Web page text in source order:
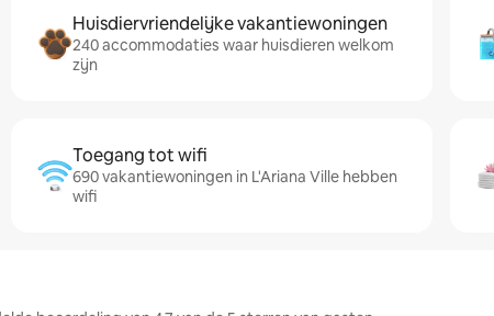
Huisdiervriendelijke vakantiewoningen
240 accommodaties waar huisdieren welkom
zijn
Toegang tot wifi
690 vakantiewoningen in L'Ariana Ville hebben
wifi